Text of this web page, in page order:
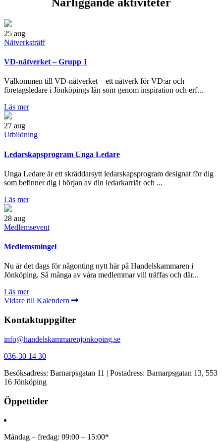
25 aug
Nätverksträff
VD-nätverket – Grupp 1
Välkommen till VD-nätverket – ett nätverk för VD:ar och
företagsledare i Jönköpings län som genom inspiration och erf...
Läs mer
27 aug
Utbildning
Ledarskapsprogram Unga Ledare
Unga Ledare är ett skräddarsytt ledarskapsprogram designat för dig
som befinner dig i början av din ledarkarriär och ...
Läs mer
28 aug
Medlemsevent
Medlemsmingel
Nu är det dags för någonting nytt här på Handelskammaren i
Jönköping. Så många av våra medlemmar vill träffas och där...
Läs mer
Vidare till Kalendern
Kontaktuppgifter
info@handelskammarenjonkoping.se
036-30 14 30
Besöksadress: Barnarpsgatan 11 | Postadress: Barnarpsgatan 13, 553
16 Jönköping
Öppettider
Måndag – fredag: 09:00 – 15:00*